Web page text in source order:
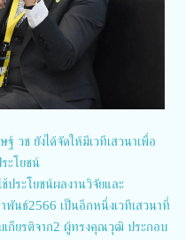
วช ยังได้จัดให้มีเวทีเสวนาเพื่อ
ะโยชน์
ประโยชน์ผลงานวิจัยและ
นธ์2566 เป็นอีกหนึ่งเวทีเสวนาที่
เกียรติจาก2 ผู้ทรงคุณวุฒิ ประกอบ